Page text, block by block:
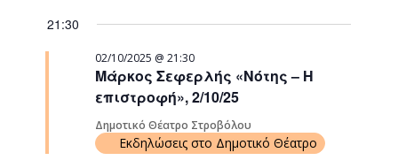
21:30
Μάρκος Σεφερλής «Νότης – Η
επιστροφή», 2/10/25
02/10/2025 @ 21:30
Δημοτικό Θέατρο Στροβόλου
Εκδηλώσεις στο Δημοτικό Θέατρο